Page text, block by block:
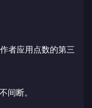
者应用点数的第三
间断。